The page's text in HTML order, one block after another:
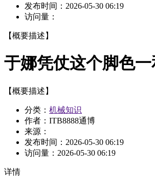
发布时间： 2026-05-30 06:19
访问量：
【概要描述】
于娜凭仗这个脚色一
【概要描述】
分类： 机械知识
作者：ITB8888通博
来源：
发布时间： 2026-05-30 06:19
访问量： 2026-05-30 06:19
详情